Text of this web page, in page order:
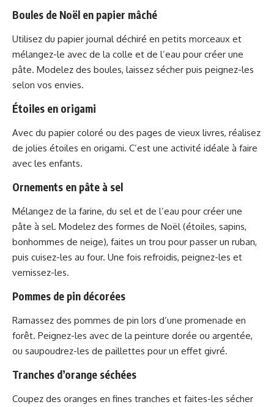
Boules de Noël en papier mâché
Utilisez du papier journal déchiré en petits morceaux et
mélangez-le avec de la colle et de l’eau pour créer une
pâte. Modelez des boules, laissez sécher puis peignez-les
selon vos envies.
Étoiles en origami
Avec du papier coloré ou des pages de vieux livres, réalisez
de jolies étoiles en origami. C’est une activité idéale à faire
avec les enfants.
Ornements en pâte à sel
Mélangez de la farine, du sel et de l’eau pour créer une
pâte à sel. Modelez des formes de Noël (étoiles, sapins,
bonhommes de neige), faites un trou pour passer un ruban,
puis cuisez-les au four. Une fois refroidis, peignez-les et
vernissez-les.
Pommes de pin décorées
Ramassez des pommes de pin lors d’une promenade en
forêt. Peignez-les avec de la peinture dorée ou argentée,
ou saupoudrez-les de paillettes pour un effet givré.
Tranches d’orange séchées
Coupez des oranges en fines tranches et faites-les sécher